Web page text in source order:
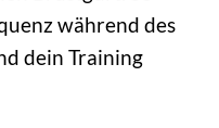
während des
dein Training